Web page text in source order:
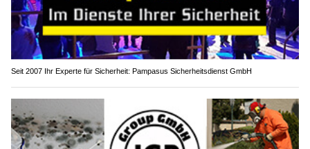
Seit 2007 Ihr Experte für Sicherheit: Pampasus Sicherheitsdienst GmbH